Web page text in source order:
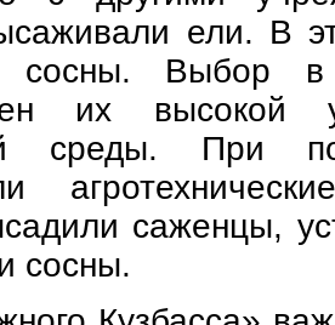
ели. В
сосны. Выбор в
их высокой
среды. При
саженцы,
сосны.